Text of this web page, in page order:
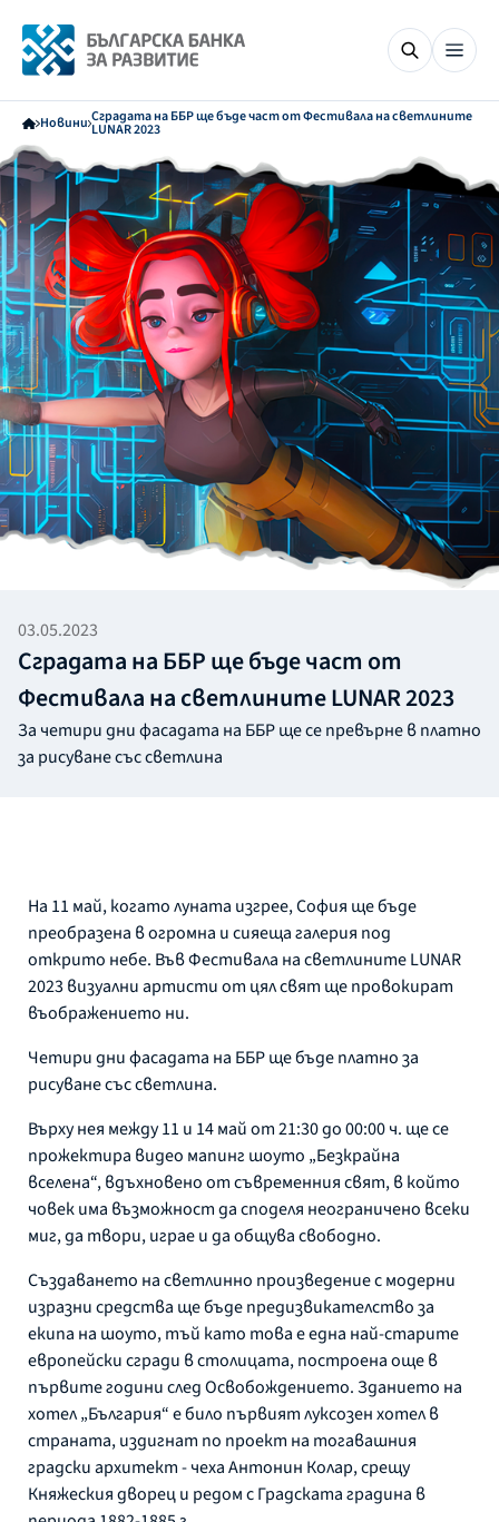
Новини Сградата на ББР ще бъде част от Фестивала на светлините
LUNAR 2023
03.05.2023
Сградата на ББР ще бъде част от
Фестивала на светлините LUNAR 2023
За четири дни фасадата на ББР ще се превърне в платно
за рисуване със светлина
На 11 май, когато луната изгрее, София ще бъде
преобразена в огромна и сияеща галерия под
открито небе. Във Фестивала на светлините LUNAR
2023 визуални артисти от цял свят ще провокират
въображението ни.
Четири дни фасадата на ББР ще бъде платно за
рисуване със светлина.
Върху нея между 11 и 14 май от 21:30 до 00:00 ч. ще се
прожектира видео мапинг шоуто „Безкрайна
вселена“, вдъхновено от съвременния свят, в който
човек има възможност да споделя неограничено всеки
миг, да твори, играе и да общува свободно.
Създаването на светлинно произведение с модерни
изразни средства ще бъде предизвикателство за
екипа на шоуто, тъй като това е една най-старите
европейски сгради в столицата, построена още в
първите години след Освобождението. Зданието на
хотел „България“ е било първият луксозен хотел в
страната, издигнат по проект на тогавашния
градски архитект - чеха Антонин Колар, срещу
Княжеския дворец и редом с Градската градина в